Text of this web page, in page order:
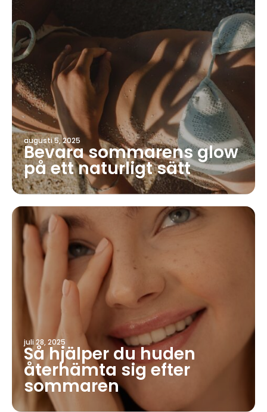
augusti 5, 2025
Bevara sommarens glow
på ett naturligt sätt
juli 28, 2025
Så hjälper du huden
återhämta sig efter
sommaren